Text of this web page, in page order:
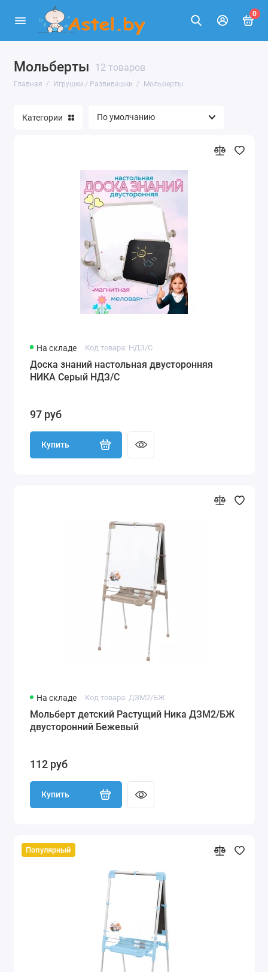
0
Мольберты 12 товаров
Главная Игрушки / Развивашки Мольберты
Игрушки для малышей
Игрушки для мальчиков
Карусель на кроватку
Активный отдых / Прыгуны животные
Музыка (синтезатор)
Стол и стульчик детские
Хранение игрушек
Категории
На складе Код товара: НДЗ/С
Доска знаний настольная двусторонняя
НИКА Серый НДЗ/С
97 руб
Купить
На складе Код товара: ДЗМ2/БЖ
Мольберт детский Растущий Ника ДЗМ2/БЖ
двусторонний Бежевый
112 руб
Купить
Популярный